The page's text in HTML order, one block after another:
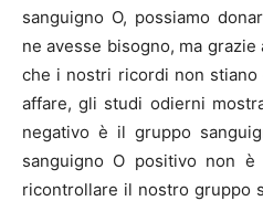
sanguigno O, possiamo
ne avesse bisogno, ma grazie
che i nostri ricordi non
affare, gli studi odierni
negativo è il gruppo
sanguigno O positivo non è
ricontrollare il nostro gruppo